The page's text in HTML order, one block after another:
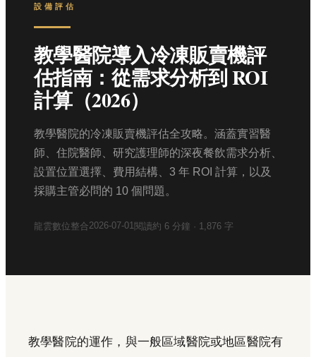
設備評估
教學醫院導入冷凍販賣機評
估指南：從需求分析到 ROI
計算（2026）
教學醫院的冷凍販賣機評估全攻略。涵蓋實習醫
師、住院醫師、研究護理師的深夜餐飲需求分析、
設置位置選擇、費用結構、3 年 ROI 計算，以及
採購主管必問的 10 個問題。
龍雲數位整合2026-07-01閱讀約 6 分鐘 · 1,876 字
教學醫院的運作，與一般區域醫院或地區醫院有